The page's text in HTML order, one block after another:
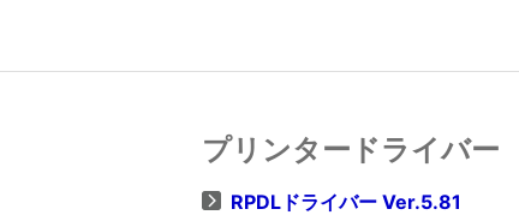
プリンタードライバー
RPDLドライバー Ver.5.81